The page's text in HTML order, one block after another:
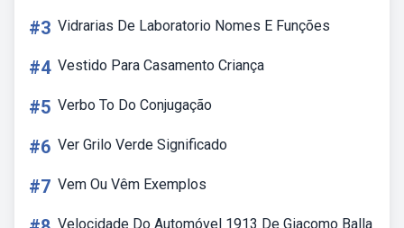
#3 Vidrarias De Laboratorio Nomes E Funções
#4 Vestido Para Casamento Criança
#5 Verbo To Do Conjugação
#6 Ver Grilo Verde Significado
#7 Vem Ou Vêm Exemplos
Velocidade Do Automóvel 1913 De Giacomo Balla